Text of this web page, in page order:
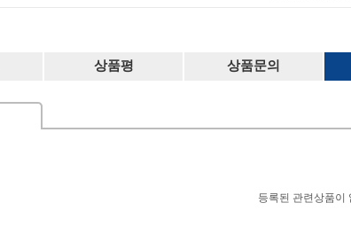
상품평 상품문의
등록된 관련상품이